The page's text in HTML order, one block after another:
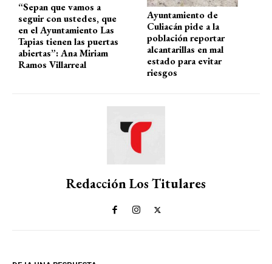
“Sepan que vamos a
seguir con ustedes, que
en el Ayuntamiento Las
Tapias tienen las puertas
abiertas”: Ana Miriam
Ramos Villarreal
Ayuntamiento de
Culiacán pide a la
población reportar
alcantarillas en mal
estado para evitar
riesgos
Redacción Los Titulares